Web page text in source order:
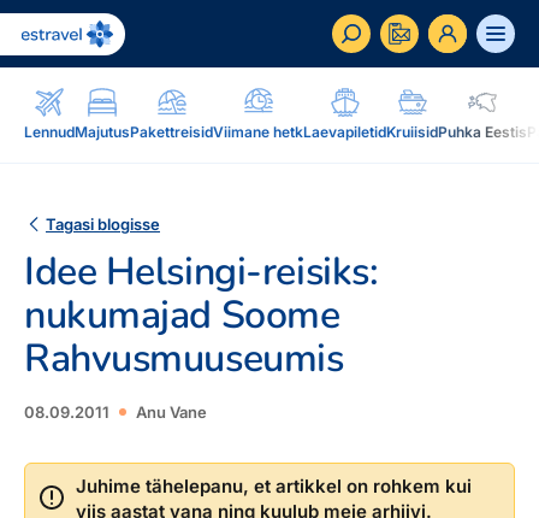
LennudMajutusPakettreisidViimane hetkLaevapiletidKruiisidPuhka Eestis
ET RU EN
Inspiratsioon & blogi
Blogi, sihtkohad, podcastid, ajakiri, uudiskiri...
Blogi
Sihtkohad
Uudiskiri
Reisidele lisaks
reisikaubad.ee...
Järelmaks
Lojaalsusprogramm
Boonuspunktid, Kuldkaart, Platinum kaart...
Tagasi blogisse
Idee Helsingi-reisiks:
nukumajad Soome
Rahvusmuuseumis
08.09.2011 Anu Vane
Juhime tähelepanu, et artikkel on rohkem kui
viis aastat vana ning kuulub meie arhiivi.